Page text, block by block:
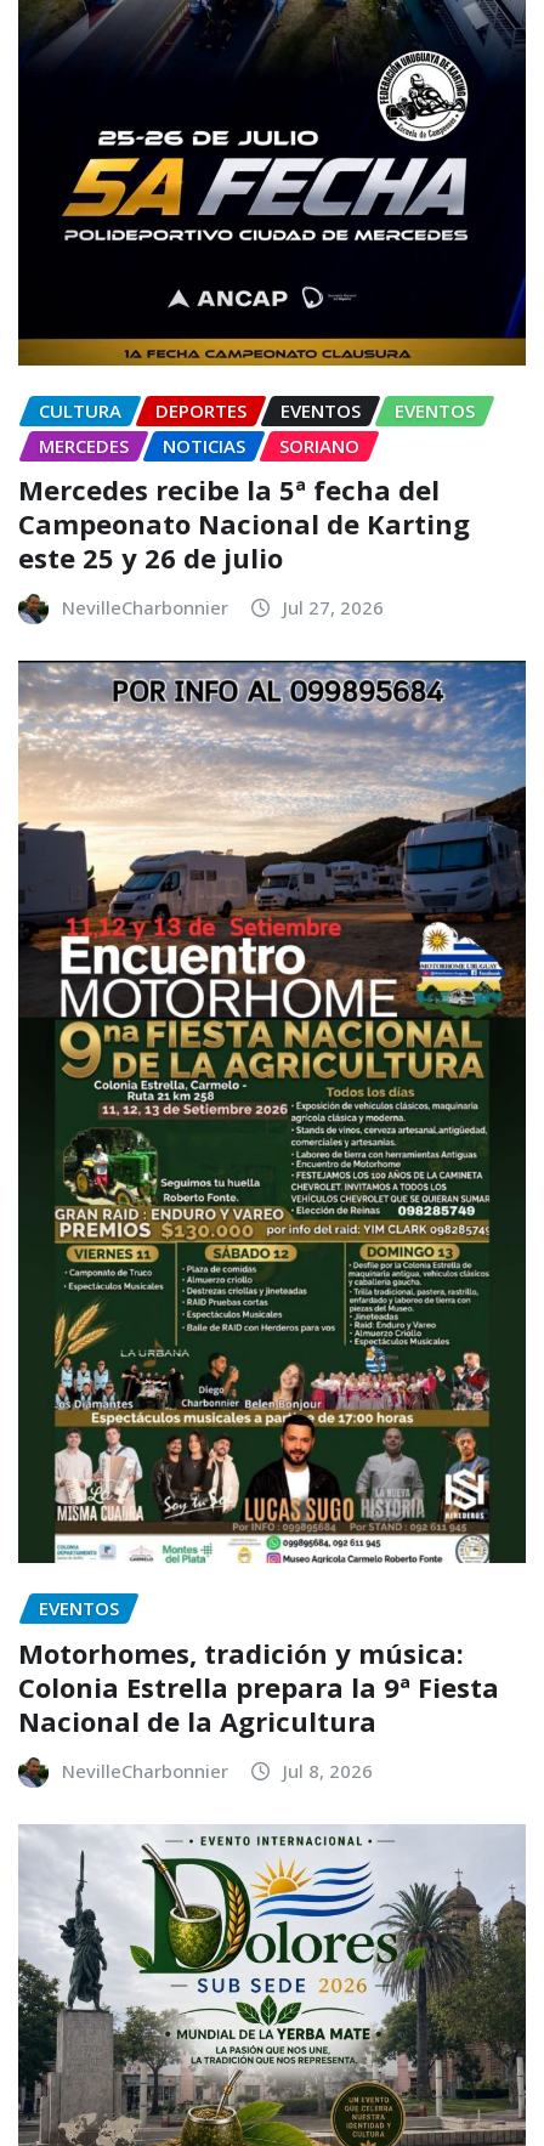
CULTURA DEPORTES EVENTOS
EVENTOS
MERCEDES
NOTICIAS SORIANO
Mercedes recibe la 5ª fecha del
Campeonato Nacional de Karting
este 25 y 26 de julio
NevilleCharbonnier Jul 27, 2026
EVENTOS
Motorhomes, tradición y música:
Colonia Estrella prepara la 9ª Fiesta
Nacional de la Agricultura
NevilleCharbonnier Jul 8, 2026